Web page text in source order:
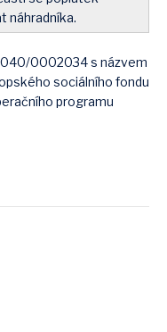
náhradníka.
0002034 s názvem
sociálního fondu
programu